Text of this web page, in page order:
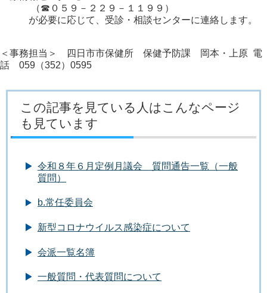
（☎０５９－２２９－１１９９）
が必要に応じて、受診・相談センターに連絡します。
＜事務担当＞ 四日市市保健所 保健予防課 岡本・上原 電
話 059（352）0595
この記事を見ている人はこんなページ
も見ています
令和８年６月定例月議会 質問通告一覧（一般
質問）
b.常任委員会
新型コロナウイルス感染症について
会派一覧名簿
一般質問・代表質問について